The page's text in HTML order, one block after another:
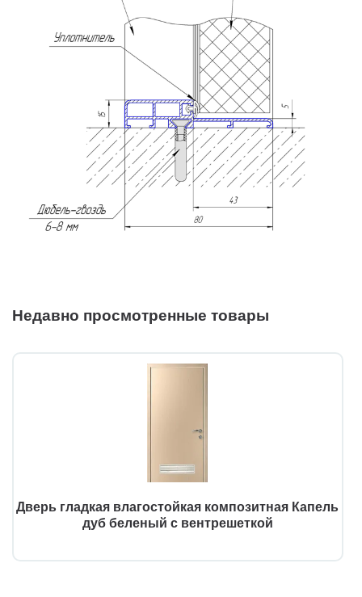
Недавно просмотренные товары
Дверь гладкая влагостойкая композитная Капель
дуб беленый с вентрешеткой